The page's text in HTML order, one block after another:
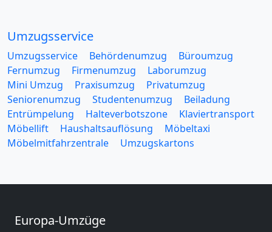
Umzugsservice
Umzugsservice Behördenumzug
Büroumzug
Fernumzug
Firmenumzug
Laborumzug
Mini Umzug
Praxisumzug
Privatumzug
Seniorenumzug
Studentenumzug
Beiladung
Entrümpelung
Halteverbotszone
Klaviertransport
Möbellift
Haushaltsauflösung
Möbeltaxi
Möbelmitfahrzentrale
Umzugskartons
Europa-Umzüge